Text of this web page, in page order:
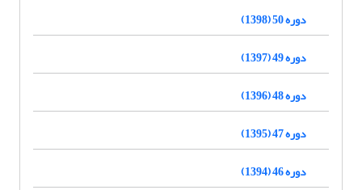
دوره 50 (1398)
دوره 49 (1397)
دوره 48 (1396)
دوره 47 (1395)
دوره 46 (1394)